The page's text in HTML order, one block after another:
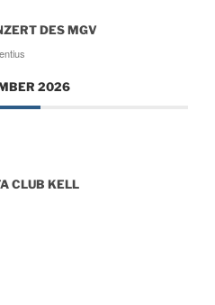
DES MGV
2026
CLUB KELL